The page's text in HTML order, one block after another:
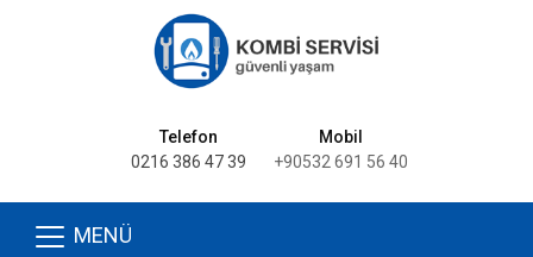
Telefon
0216 386 47 39
Mobil
+90532 691 56 40
MENÜ